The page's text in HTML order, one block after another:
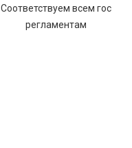
Соответствуем всем гос
регламентам